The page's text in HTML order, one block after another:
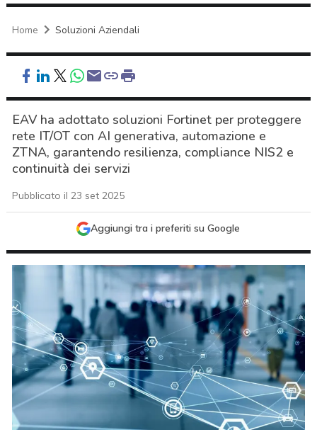
Home Soluzioni Aziendali
EAV ha adottato soluzioni Fortinet per proteggere
rete IT/OT con AI generativa, automazione e
ZTNA, garantendo resilienza, compliance NIS2 e
continuità dei servizi
Pubblicato il 23 set 2025
Aggiungi tra i preferiti su Google